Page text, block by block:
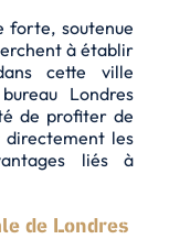
forte, soutenue
à établir
cette ville
Londres
de profiter de
directement les
liés à
de Londres